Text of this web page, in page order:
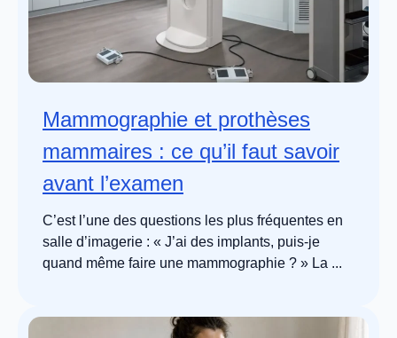
Mammographie et prothèses
mammaires : ce qu’il faut savoir
avant l’examen
C’est l’une des questions les plus fréquentes en
salle d’imagerie : « J’ai des implants, puis-je
quand même faire une mammographie ? » La ...